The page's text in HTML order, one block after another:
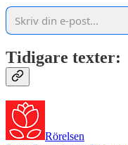
Tidigare texter:
Rörelsen